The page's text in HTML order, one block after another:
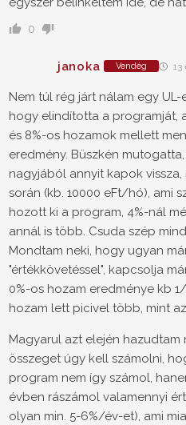
0
janoka Vendég 13
Nem túl rég járt nálam egy
hogy elindította a programját,
és 8%-os hozamok mellett
eredmény. Büszkén
nagyjából annyit kapok
során (kb. 10000 eFt/hó), ami
hozott ki a program, 4%-nál
annál is több. Csuda szép
Mondtam neki, hogy ugyan
"értékkövetéssel", kapcsolja
0%-os hozam eredménye kb
hozam lett picivel több, mint az
Magyarul azt elején
összeget úgy kell számolni,
program nem így számol,
évben rászámol valamennyi
olyan min. 5-6%/év-et), ami